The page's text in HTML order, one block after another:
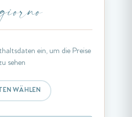
ein, um die Preise
sehen
WÄHLEN